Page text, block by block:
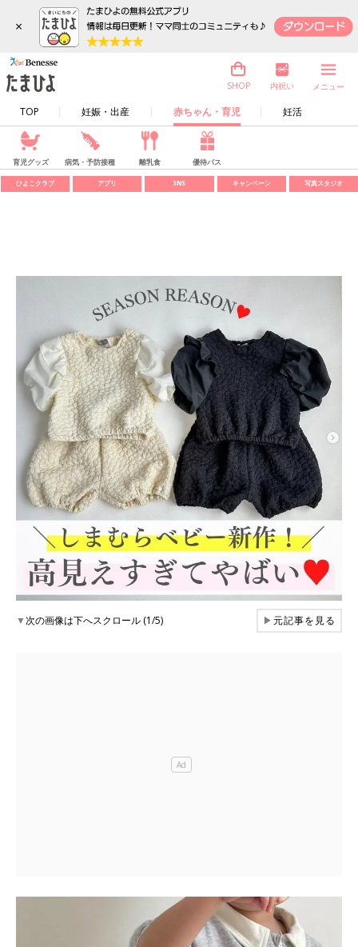
×
TOP 妊娠・出産 赤ちゃん・育児 妊活
SHOP 内祝い メニュー
育児グッズ 病気・予防接種 離乳食 優待パス
ひよこクラブ アプリ SNS キャンペーン 写真スタジオ
▼次の画像は下へスクロール (1/5) ▶元記事を見る